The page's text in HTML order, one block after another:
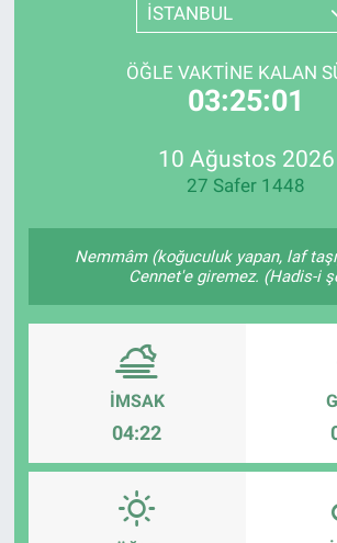
İSTANBUL
ÖĞLE VAKTİNE KALAN
03:25:01
10 Ağustos 2026
27 Safer 1448
Nemmâm (koğuculuk yapan, laf
Cennet'e giremez. (Hadis-i
İMSAK
04:22